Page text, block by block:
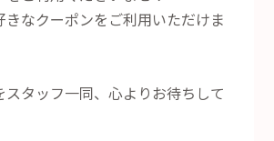
なクーポンをご利用いただけま
スタッフ一同、心よりお待ちして